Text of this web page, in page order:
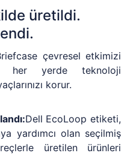
üretildi.
çevresel etkimizi
her yerde teknoloji
korur.
Dell EcoLoop etiketi,
yardımcı olan seçilmiş
üretilen ürünleri